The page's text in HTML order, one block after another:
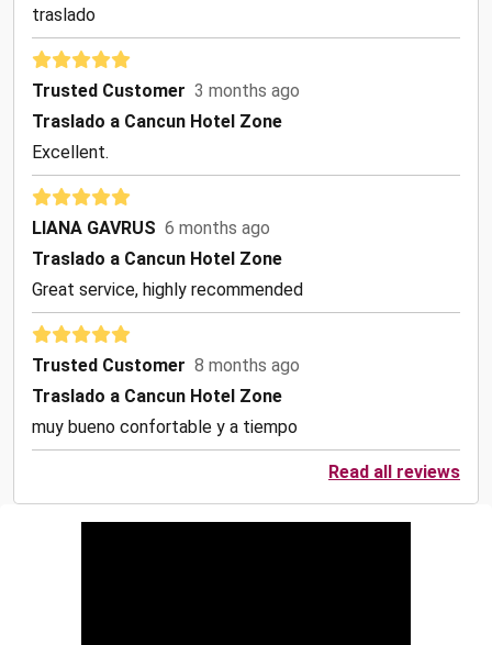
traslado
Trusted Customer 3 months ago
Traslado a Cancun Hotel Zone
Excellent.
LIANA GAVRUS 6 months ago
Traslado a Cancun Hotel Zone
Great service, highly recommended
Trusted Customer 8 months ago
Traslado a Cancun Hotel Zone
muy bueno confortable y a tiempo
Read all reviews